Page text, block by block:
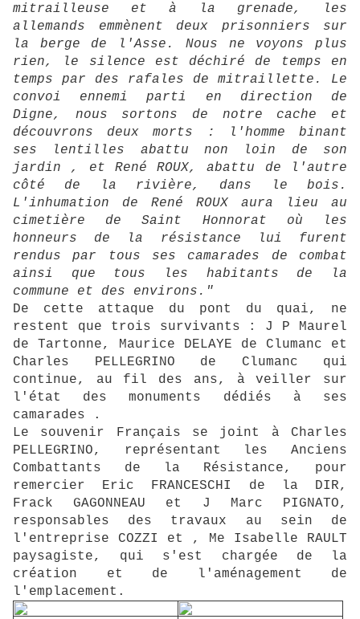
mitrailleuse et à la grenade, les
allemands emmènent deux prisonniers sur
la berge de l'Asse. Nous ne voyons plus
rien, le silence est déchiré de temps en
temps par des rafales de mitraillette. Le
convoi ennemi parti en direction de
Digne, nous sortons de notre cache et
découvrons deux morts : l'homme binant
ses lentilles abattu non loin de son
jardin , et René ROUX, abattu de l'autre
côté de la rivière, dans le bois.
L'inhumation de René ROUX aura lieu au
cimetière de Saint Honnorat où les
honneurs de la résistance lui furent
rendus par tous ses camarades de combat
ainsi que tous les habitants de la
commune et des environs."
De cette attaque du pont du quai, ne
restent que trois survivants : J P Maurel
de Tartonne, Maurice DELAYE de Clumanc et
Charles PELLEGRINO de Clumanc qui
continue, au fil des ans, à veiller sur
l'état des monuments dédiés à ses
camarades .
Le souvenir Français se joint à Charles
PELLEGRINO, représentant les Anciens
Combattants de la Résistance, pour
remercier Eric FRANCESCHI de la DIR,
Frack GAGONNEAU et J Marc PIGNATO,
responsables des travaux au sein de
l'entreprise COZZI et , Me Isabelle RAULT
paysagiste, qui s'est chargée de la
création et de l'aménagement de
l'emplacement.